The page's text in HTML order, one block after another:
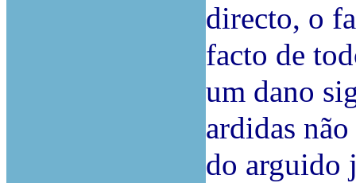
directo, o
facto de
um dano
ardidas
do arguido